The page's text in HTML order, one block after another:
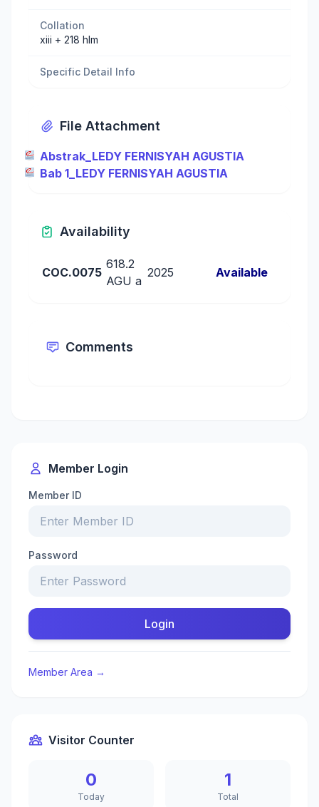
Collation
xiii + 218 hlm
Specific Detail Info
File Attachment
Abstrak_LEDY FERNISYAH AGUSTIA
Bab 1_LEDY FERNISYAH AGUSTIA
Availability
COC.0075
618.2
AGU a
2025 Available
Comments
Member Login
Member ID
Password
Login
Member Area →
Visitor Counter
0
Today
1
Total